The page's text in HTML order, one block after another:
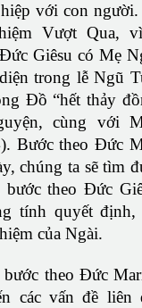
với con
Vượt Qua,
Giêsu có Mẹ
trong lễ Ngũ
Ðồ “hết thảy
cùng với
Bước theo Ðức
chúng ta sẽ tìm
bước theo Ðức
tính quyết
của Ngài.
theo Ðức
các vấn đề liên